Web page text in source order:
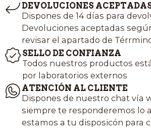
DEVOLUCIONES
Dispones de 14 días para
Devoluciones aceptadas
revisar el apartado de
SELLO DE CONFIANZA
Todos nuestros productos
por laboratorios externos
ATENCIÓN AL CLIENTE
Dispones de nuestro chat vía
siempre te responderemos lo
estamos a tu disposicón para